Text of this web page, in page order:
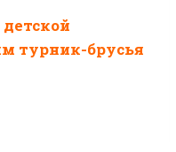
турник-брусья